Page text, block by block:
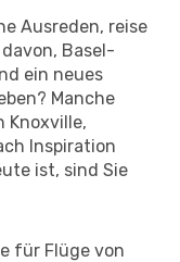
Ausreden, reise
Basel-
ein neues
Manche
Knoxville,
Inspiration
ist, sind Sie
für Flüge von